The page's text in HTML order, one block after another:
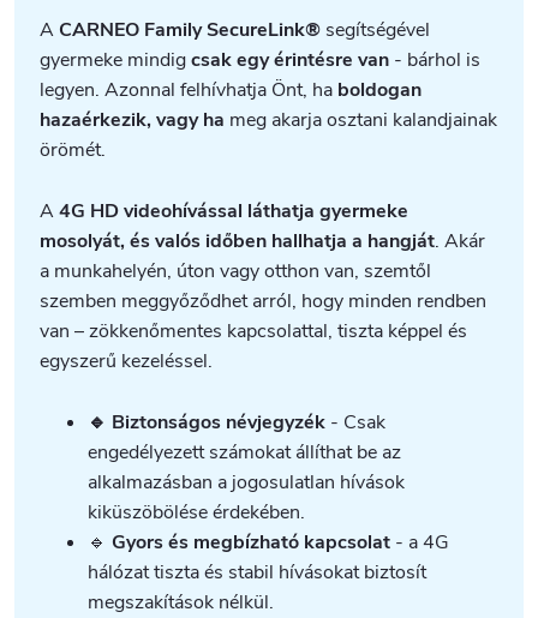
ACARNEO Family SecureLink® segítségével
gyermeke mindigcsak egy érintésre van - bárhol is
legyen. Azonnal felhívhatja Önt, ha boldogan
hazaérkezik, vagy ha meg akarja osztani kalandjainak
örömét.
A4G HD videohívással láthatja gyermeke
mosolyát, és valós időben hallhatja a hangját. Akár
a munkahelyén, úton vagy otthon van, szemtől
szemben meggyőződhet arról, hogy minden rendben
van – zökkenőmentes kapcsolattal, tiszta képpel és
egyszerű kezeléssel.
🔹 Biztonságos névjegyzék - Csak
engedélyezett számokat állíthat be az
alkalmazásban a jogosulatlan hívások
kiküszöbölése érdekében.
🔹Gyors és megbízható kapcsolat - a 4G
hálózat tiszta és stabil hívásokat biztosít
megszakítások nélkül.